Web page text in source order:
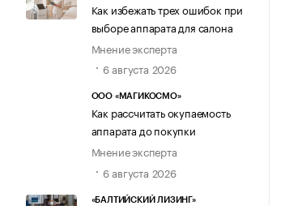
Как избежать трех ошибок при
выборе аппарата для салона
Мнение эксперта
6 августа 2026
ООО «МАГИКОСМО»
Как рассчитать окупаемость
аппарата до покупки
Мнение эксперта
6 августа 2026
«БАЛТИЙСКИЙ ЛИЗИНГ»